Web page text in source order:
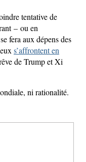
tentative de
– ou en
fera aux dépens des
s’affrontent en
de Trump et Xi
ni rationalité.